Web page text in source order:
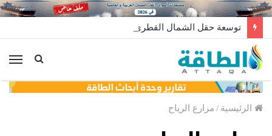
الرئيسية / مزارع الرياح